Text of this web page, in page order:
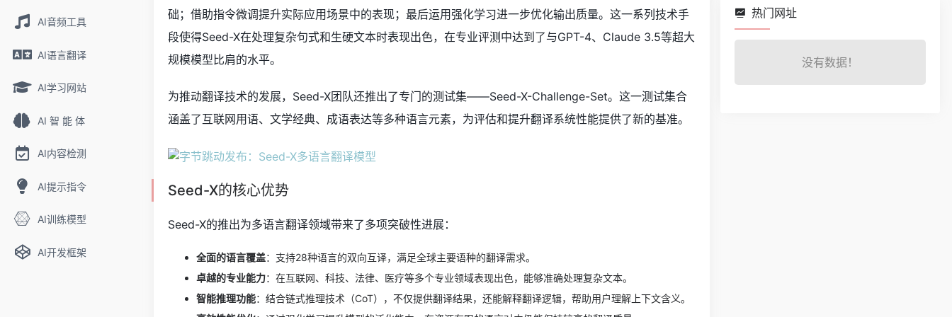
AI音频工具
AI语言翻译
AI学习网站
AI 智 能 体
AI内容检测
AI提示指令
AI训练模型
AI开发框架
础；借助指令微调提升实际应用场景中的表现；最后运用强化学习进一步优化输出质量。这一系列技术手
段使得Seed-X在处理复杂句式和生硬文本时表现出色，在专业评测中达到了与GPT-4、Claude 3.5等超大
规模模型比肩的水平。
为推动翻译技术的发展，Seed-X团队还推出了专门的测试集——Seed-X-Challenge-Set。这一测试集合
涵盖了互联网用语、文学经典、成语表达等多种语言元素，为评估和提升翻译系统性能提供了新的基准。
Seed-X的核心优势
Seed-X的推出为多语言翻译领域带来了多项突破性进展：
全面的语言覆盖：支持28种语言的双向互译，满足全球主要语种的翻译需求。
卓越的专业能力：在互联网、科技、法律、医疗等多个专业领域表现出色，能够准确处理复杂文本。
智能推理功能：结合链式推理技术（CoT），不仅提供翻译结果，还能解释翻译逻辑，帮助用户理解上下文含义。
热门网址
没有数据！